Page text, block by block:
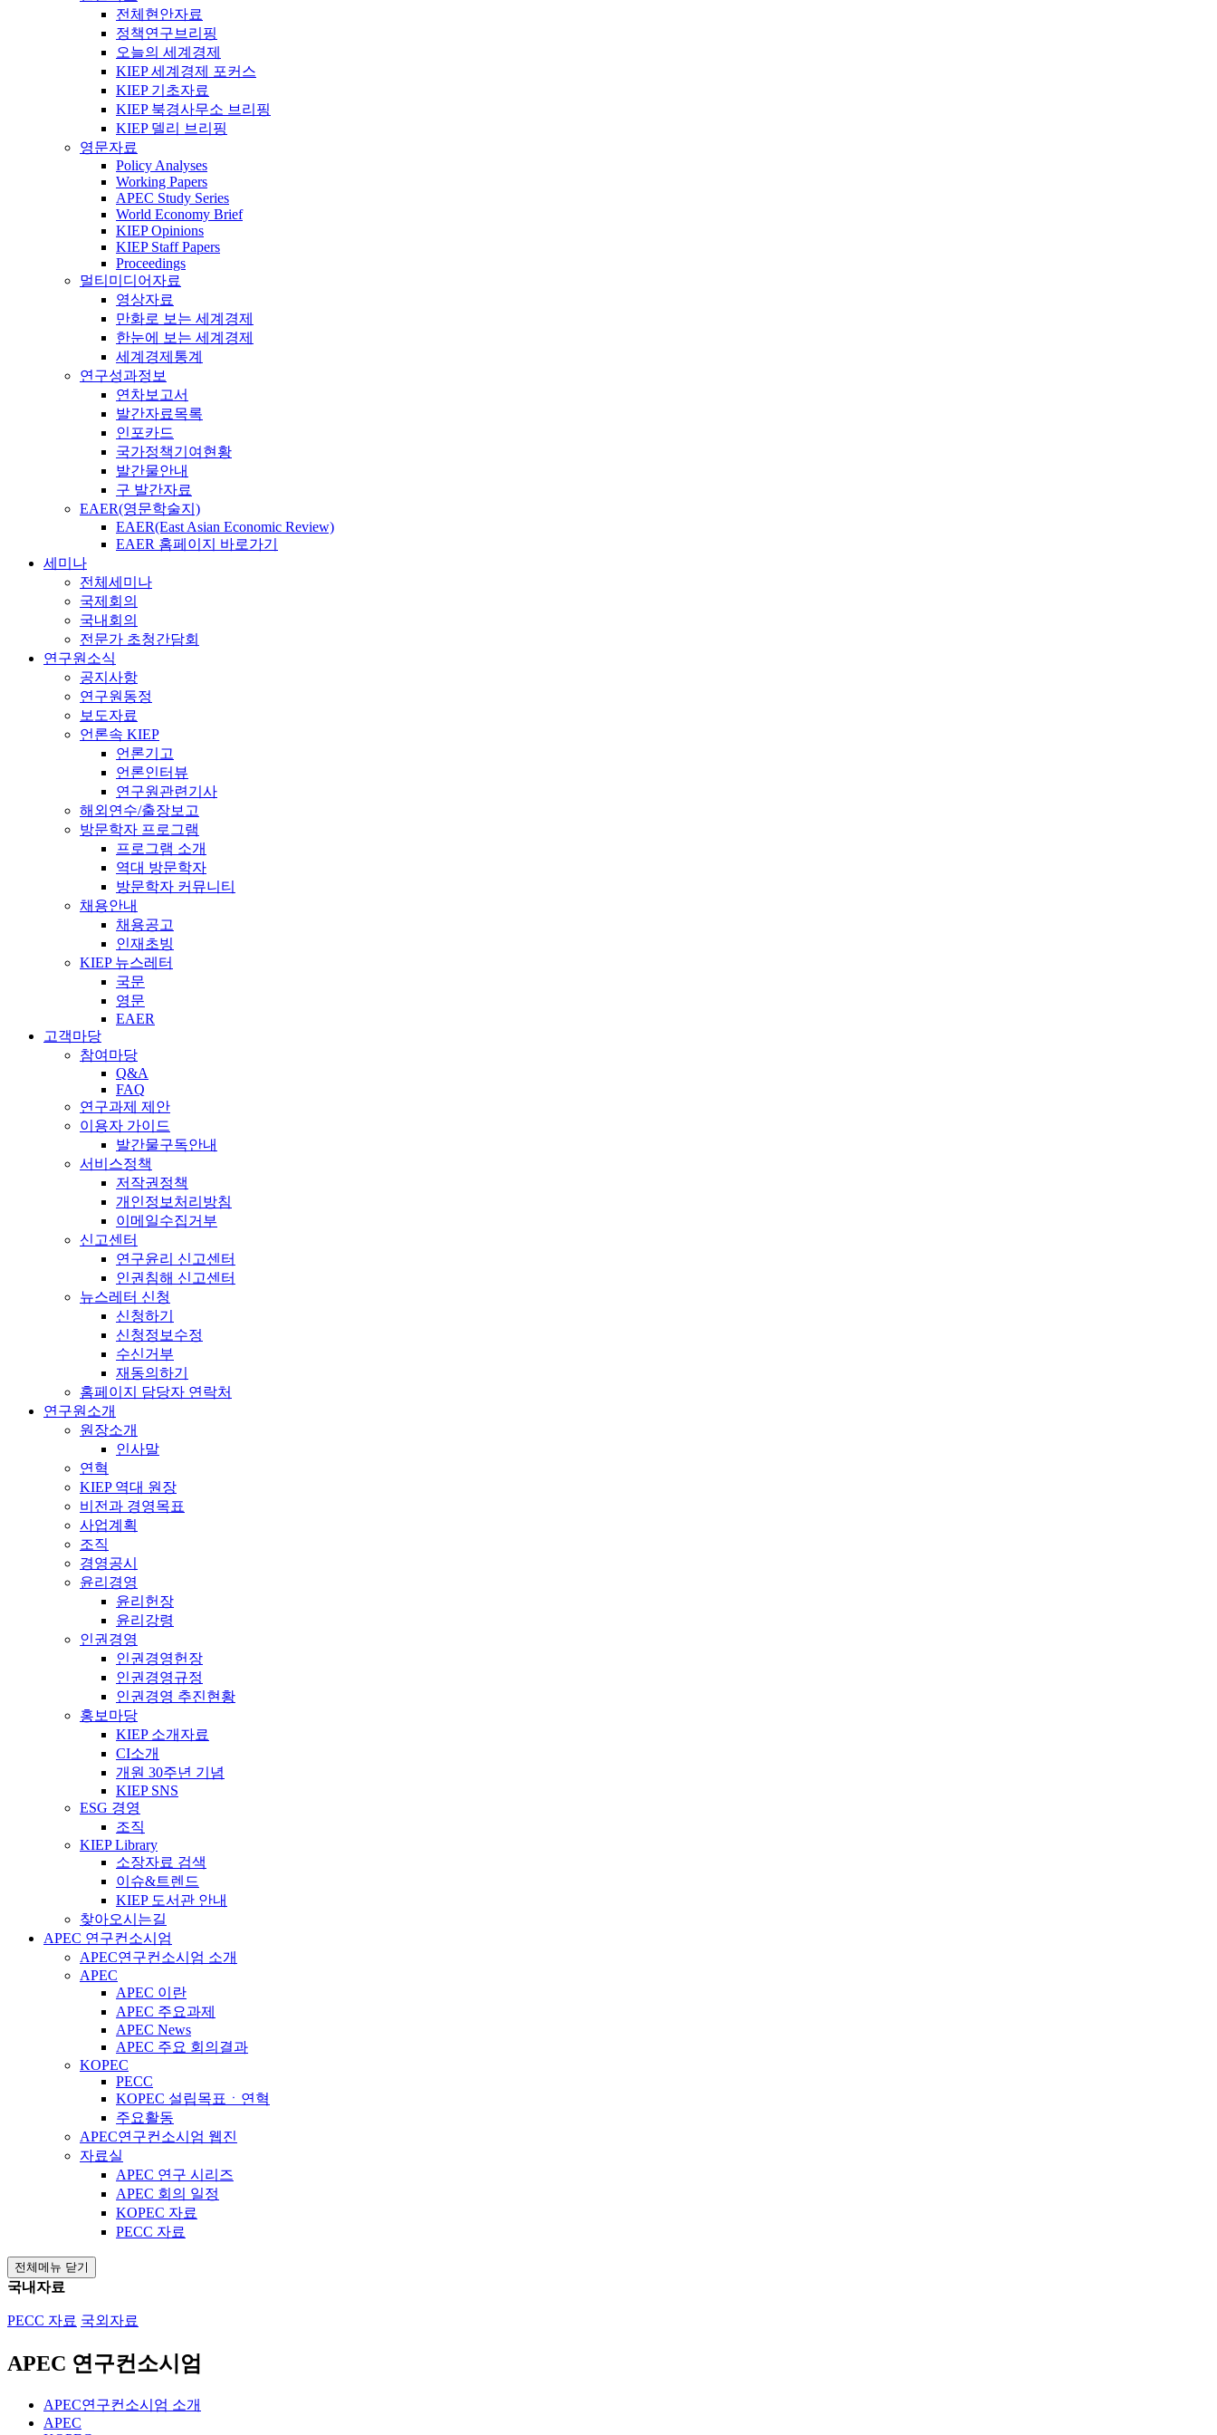
전체현안자료
정책연구브리핑
오늘의 세계경제
KIEP 세계경제 포커스
KIEP 기초자료
KIEP 북경사무소 브리핑
KIEP 델리 브리핑
영문자료
Policy Analyses
Working Papers
APEC Study Series
World Economy Brief
KIEP Opinions
KIEP Staff Papers
Proceedings
멀티미디어자료
영상자료
만화로 보는 세계경제
한눈에 보는 세계경제
세계경제통계
연구성과정보
연차보고서
발간자료목록
인포카드
국가정책기여현황
발간물안내
구 발간자료
EAER(영문학술지)
EAER(East Asian Economic Review)
EAER 홈페이지 바로가기
세미나
전체세미나
국제회의
국내회의
전문가 초청간담회
연구원소식
공지사항
연구원동정
보도자료
언론속 KIEP
언론기고
언론인터뷰
연구원관련기사
해외연수/출장보고
방문학자 프로그램
프로그램 소개
역대 방문학자
방문학자 커뮤니티
채용안내
채용공고
인재초빙
KIEP 뉴스레터
국문
영문
EAER
고객마당
참여마당
Q&A
FAQ
연구과제 제안
이용자 가이드
발간물구독안내
서비스정책
저작권정책
개인정보처리방침
이메일수집거부
신고센터
연구윤리 신고센터
인권침해 신고센터
뉴스레터 신청
신청하기
신청정보수정
수신거부
재동의하기
홈페이지 담당자 연락처
연구원소개
원장소개
인사말
연혁
KIEP 역대 원장
비전과 경영목표
사업계획
조직
경영공시
윤리경영
윤리헌장
윤리강령
인권경영
인권경영헌장
인권경영규정
인권경영 추진현황
홍보마당
KIEP 소개자료
CI소개
개원 30주년 기념
KIEP SNS
ESG 경영
조직
KIEP Library
소장자료 검색
이슈&트렌드
KIEP 도서관 안내
찾아오시는길
APEC 연구컨소시엄
APEC연구컨소시엄 소개
APEC
APEC 이란
APEC 주요과제
APEC News
APEC 주요 회의결과
KOPEC
PECC
KOPEC 설립목표ㆍ연혁
주요활동
APEC연구컨소시엄 웹진
자료실
APEC 연구 시리즈
APEC 회의 일정
KOPEC 자료
PECC 자료
전체메뉴 닫기
국내자료
PECC 자료 국외자료
APEC 연구컨소시엄
APEC연구컨소시엄 소개
APEC